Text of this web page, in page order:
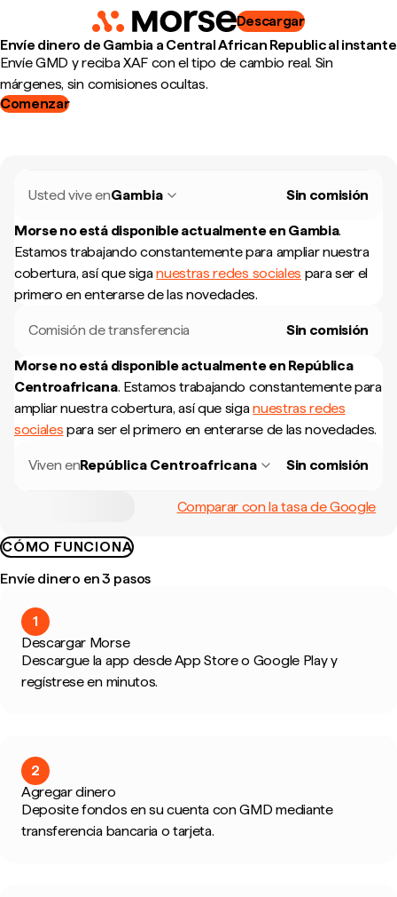
Descargar
Envíe dinero de Gambia a Central African Republic al instante
Envíe GMD y reciba XAF con el tipo de cambio real. Sin
márgenes, sin comisiones ocultas.
Comenzar
Usted vive enGambia Sin comisión
Morse no está disponible actualmente en Gambia.
Estamos trabajando constantemente para ampliar nuestra
cobertura, así que siganuestras redes sociales para ser el
primero en enterarse de las novedades.
Comisión de transferencia Sin comisión
Morse no está disponible actualmente en República
Centroafricana. Estamos trabajando constantemente para
ampliar nuestra cobertura, así que siganuestras redes
sociales para ser el primero en enterarse de las novedades.
Viven enRepública Centroafricana Sin comisión
Comparar con la tasa de Google
CÓMO FUNCIONA
Envíe dinero en 3 pasos
1
Descargar Morse
Descargue la app desde App Store o Google Play y
regístrese en minutos.
2
Agregar dinero
Deposite fondos en su cuenta con GMD mediante
transferencia bancaria o tarjeta.